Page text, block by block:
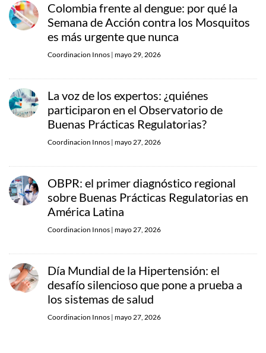
Colombia frente al dengue: por qué la
Semana de Acción contra los Mosquitos
es más urgente que nunca
Coordinacion Innos | mayo 29, 2026
La voz de los expertos: ¿quiénes
participaron en el Observatorio de
Buenas Prácticas Regulatorias?
Coordinacion Innos | mayo 27, 2026
OBPR: el primer diagnóstico regional
sobre Buenas Prácticas Regulatorias en
América Latina
Coordinacion Innos | mayo 27, 2026
Día Mundial de la Hipertensión: el
desafío silencioso que pone a prueba a
los sistemas de salud
Coordinacion Innos | mayo 27, 2026